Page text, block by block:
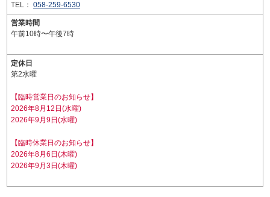
TEL： 058-259-6530
営業時間
午前10時〜午後7時
定休日
第2水曜
【臨時営業日のお知らせ】
2026年8月12日(水曜)
2026年9月9日(水曜)
【臨時休業日のお知らせ】
2026年8月6日(木曜)
2026年9月3日(木曜)